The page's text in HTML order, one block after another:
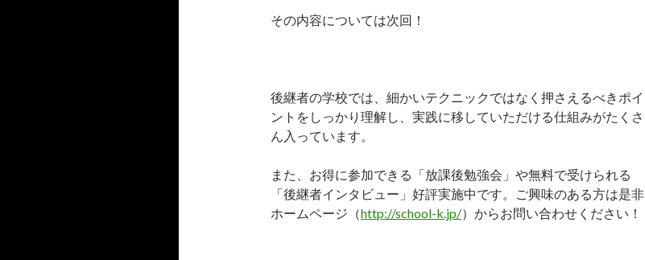
その内容については次回！
後継者の学校では、細かいテクニックではなく押さえるべきポイ
ントをしっかり理解し、実践に移していただける仕組みがたくさ
ん入っています。
また、お得に参加できる「放課後勉強会」や無料で受けられる
「後継者インタビュー」好評実施中です。ご興味のある方は是非
ホームページ（http://school-k.jp/）からお問い合わせください！